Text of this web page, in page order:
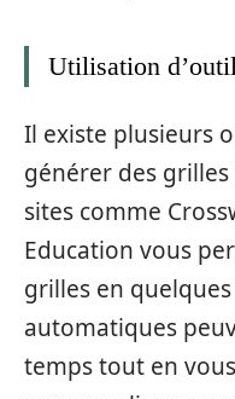
Utilisation
Il existe plusieurs
générer des grilles
sites comme
Education vous
grilles en
automatiques
temps tout en